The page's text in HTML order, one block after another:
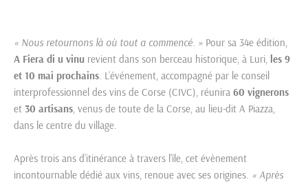
« Nous retournons là où tout a commencé. » Pour sa 34e édition,
A Fiera di u vinu revient dans son berceau historique, à Luri, les 9
et 10 mai prochains. L’événement, accompagné par le conseil
interprofessionnel des vins de Corse (CIVC), réunira 60 vignerons
et 30 artisans, venus de toute de la Corse, au lieu-dit A Piazza,
dans le centre du village.
Après trois ans d’itinérance à travers l’île, cet évènement
incontournable dédié aux vins, renoue avec ses origines. « Après